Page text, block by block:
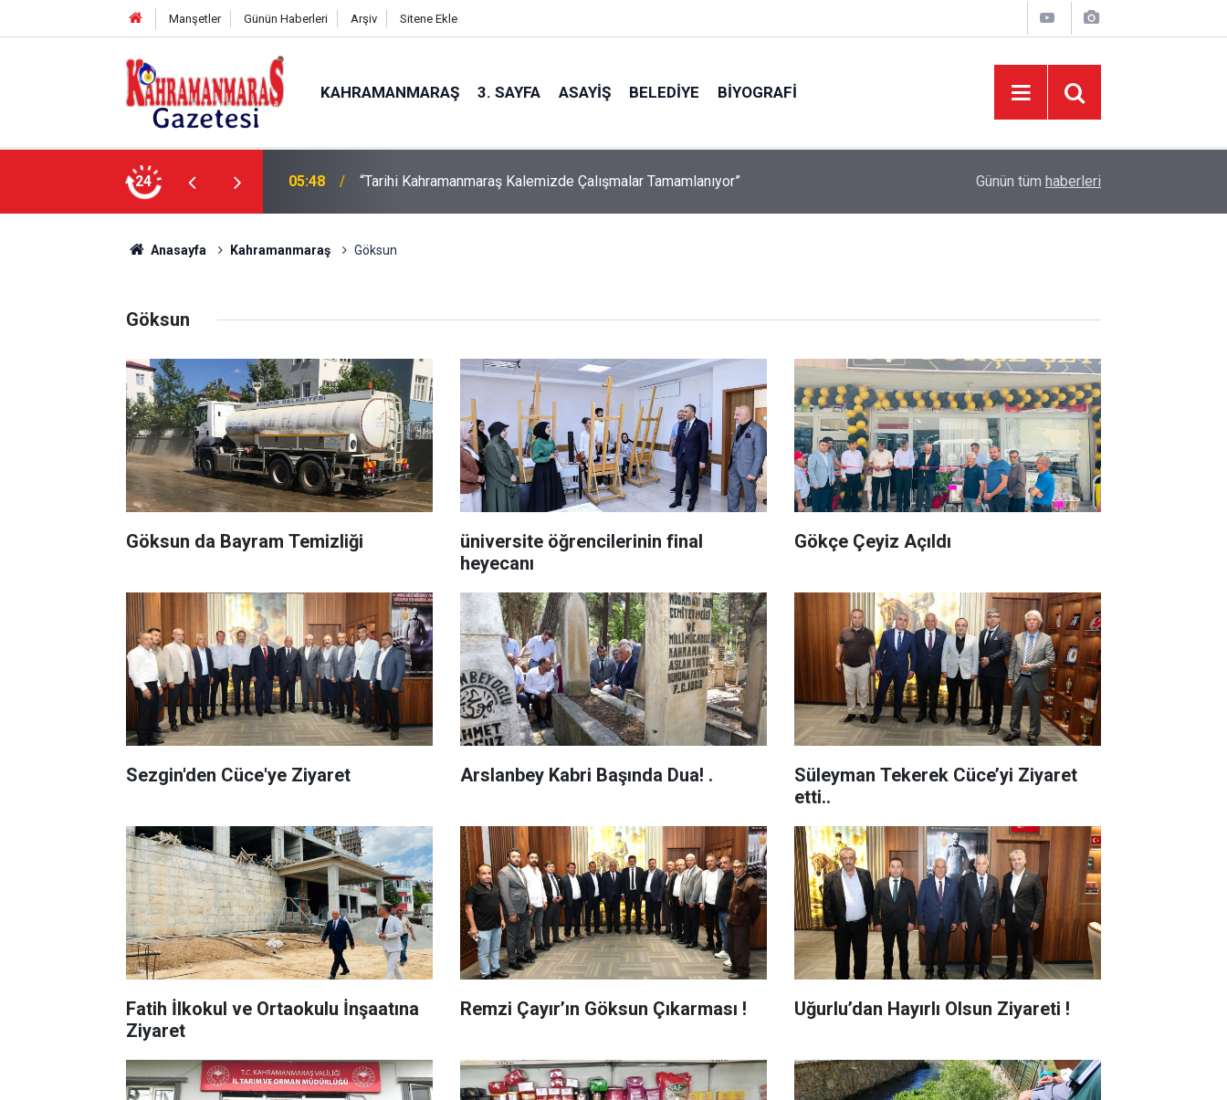
Manşetler Günün Haberleri Arşiv Sitene Ekle
KAHRAMANMARAŞ 3. SAYFA ASAYIŞ BELEDIYE BIYOGRAFI
24
Tamamlanıyor” 05:42 TDV Gönüllüsü mobil uygulama Başkan Toptaş, mahallelerin yaşam kalitesini
Günün tüm haberleri
Anasayfa Kahramanmaraş Göksun
Göksun
Göksun da Bayram Temizliği
üniversite öğrencilerinin final
heyecanı
Gökçe Çeyiz Açıldı
Sezgin'den Cüce'ye Ziyaret Arslanbey Kabri Başında Dua! .
Süleyman Tekerek Cüce’yi Ziyaret
etti..
Fatih İlkokul ve Ortaokulu İnşaatına
Ziyaret
Remzi Çayır’ın Göksun Çıkarması ! Uğurlu’dan Hayırlı Olsun Ziyareti !